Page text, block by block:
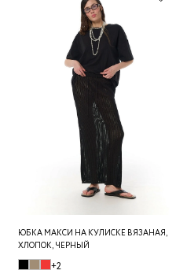
ЮБКА МАКСИ НА КУЛИСКЕ ВЯЗАНАЯ,
ХЛОПОК, ЧЕРНЫЙ
+2